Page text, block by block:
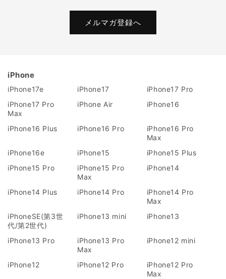
メルマガ登録へ
iPhone
iPhone17e iPhone17
iPhone17 Pro
iPhone17 Pro
Max
iPhone Air iPhone16
iPhone16 Plus iPhone16 Pro
iPhone16 Pro
Max
iPhone16e
iPhone15
iPhone15 Plus
iPhone15 Pro
iPhone15 Pro
Max
iPhone14
iPhone14 Plus iPhone14 Pro
iPhone14 Pro
Max
iPhoneSE(第3世
代/第2世代)
iPhone13 mini iPhone13
iPhone13 Pro
iPhone13 Pro
Max
iPhone12 mini
iPhone12 iPhone12 Pro
iPhone12 Pro
Max